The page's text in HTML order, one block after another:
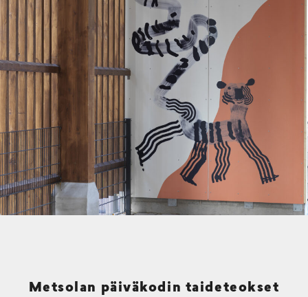
Metsolan päiväkodin taideteokset